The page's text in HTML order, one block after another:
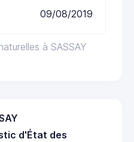
à SASSAY
09/08/2019
d'État des